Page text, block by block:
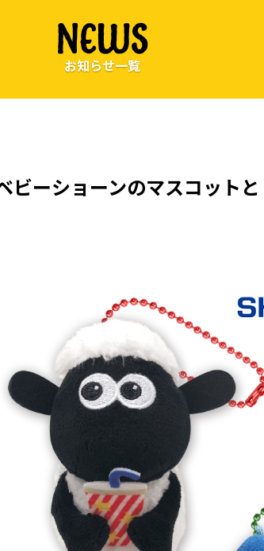
NEWS
お知らせ一覧
ビーショーンのマスコット